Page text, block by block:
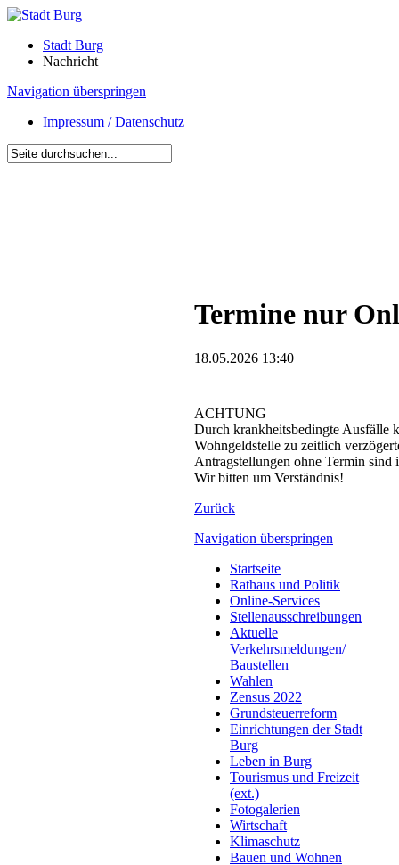
Stadt Burg
Nachricht
Navigation überspringen
Impressum / Datenschutz
Termine nur
18.05.2026 13:40
ACHTUNG
Durch krankheitsbedingte Ausfälle
Wohngeldstelle zu zeitlich
Antragstellungen ohne Termin
Wir bitten um Verständnis!
Zurück
Navigation überspringen
Startseite
Rathaus und Politik
Online-Services
Stellenausschreibungen
Aktuelle
Verkehrsmeldungen/
Baustellen
Wahlen
Zensus 2022
Grundsteuerreform
Einrichtungen der Stadt
Burg
Leben in Burg
Tourismus und Freizeit
(ext.)
Fotogalerien
Wirtschaft
Klimaschutz
Bauen und Wohnen